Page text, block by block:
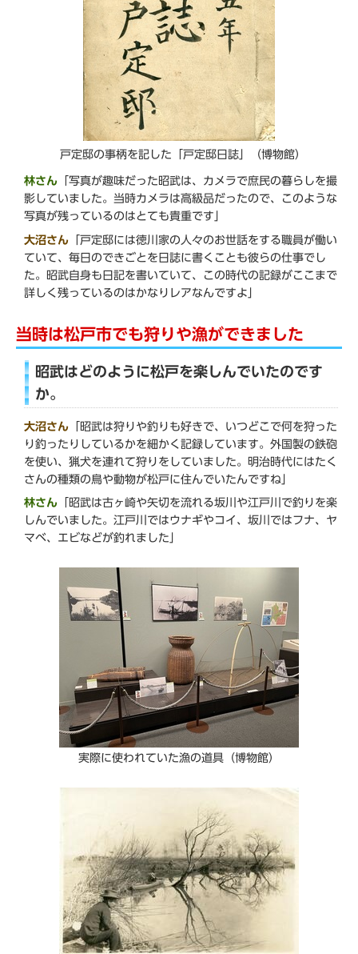
戸定邸の事柄を記した「戸定邸日誌」（博物館）
林さん 「写真が趣味だった昭武は、カメラで庶民の暮らしを撮
影していました。当時カメラは高級品だったので、このような
写真が残っているのはとても貴重です」
大沼さん 「戸定邸には徳川家の人々のお世話をする職員が働い
ていて、毎日のできごとを日誌に書くことも彼らの仕事でし
た。昭武自身も日記を書いていて、この時代の記録がここまで
詳しく残っているのはかなりレアなんですよ」
当時は松戸市でも狩りや漁ができました
昭武はどのように松戸を楽しんでいたのです
か。
大沼さん 「昭武は狩りや釣りも好きで、いつどこで何を狩った
り釣ったりしているかを細かく記録しています。外国製の鉄砲
を使い、猟犬を連れて狩りをしていました。明治時代にはたく
さんの種類の鳥や動物が松戸に住んでいたんですね」
林さん 「昭武は古ヶ崎や矢切を流れる坂川や江戸川で釣りを楽
しんでいました。江戸川ではウナギやコイ、坂川ではフナ、ヤ
マベ、エビなどが釣れました」
実際に使われていた漁の道具（博物館）